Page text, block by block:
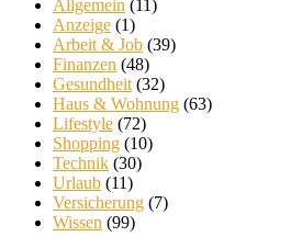
Allgemein (11)
Anzeige (1)
Arbeit & Job (39)
Finanzen (48)
Gesundheit (32)
Haus & Wohnung (63)
Lifestyle (72)
Shopping (10)
Technik (30)
Urlaub (11)
Versicherung (7)
Wissen (99)